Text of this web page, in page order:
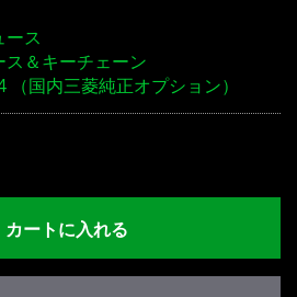
ース
＆キーチェーン
（国内三菱純正オプション）
カートに入れる